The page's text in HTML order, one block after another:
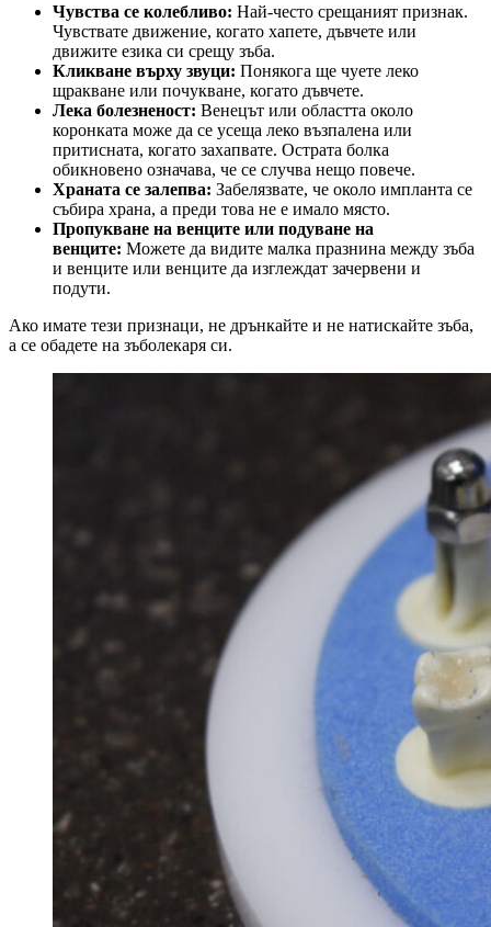
Чувства се колебливо: Най-често срещаният признак.
Чувствате движение, когато хапете, дъвчете или
движите езика си срещу зъба.
Кликване върху звуци: Понякога ще чуете леко
щракване или почукване, когато дъвчете.
Лека болезненост: Венецът или областта около
коронката може да се усеща леко възпалена или
притисната, когато захапвате. Острата болка
обикновено означава, че се случва нещо повече.
Храната се залепва: Забелязвате, че около импланта се
събира храна, а преди това не е имало място.
Пропукване на венците или подуване на
венците: Можете да видите малка празнина между зъба
и венците или венците да изглеждат зачервени и
подути.
Ако имате тези признаци, не дрънкайте и не натискайте зъба,
а се обадете на зъболекаря си.